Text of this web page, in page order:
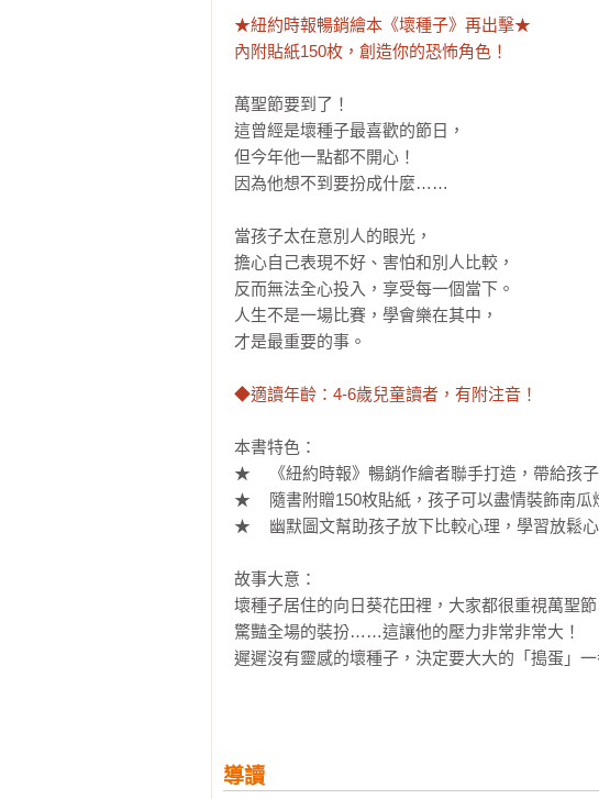
★紐約時報暢銷繪本《壞種子》再出擊★
內附貼紙150枚，創造你的恐怖角色！
萬聖節要到了！
這曾經是壞種子最喜歡的節日，
但今年他一點都不開心！
因為他想不到要扮成什麼……
當孩子太在意別人的眼光，
擔心自己表現不好、害怕和別人比較，
反而無法全心投入，享受每一個當下。
人生不是一場比賽，學會樂在其中，
才是最重要的事。
◆適讀年齡：4-6歲兒童讀者，有附注音！
本書特色：
★	《紐約時報》暢銷作繪者聯手打造，帶給孩子歡樂又正向的療癒系繪本！
★	隨書附贈150枚貼紙，孩子可以盡情裝飾南瓜燈，自創喜歡的恐怖角色！
★	幽默圖文幫助孩子放下比較心理，學習放鬆心情，感受當下的美好時光！
故事大意：
壞種子居住的向日葵花田裡，大家都很重視萬聖
驚豔全場的裝扮……這讓他的壓力非常非常大！
遲遲沒有靈感的壞種子，決定要大大的「搗蛋」
導讀